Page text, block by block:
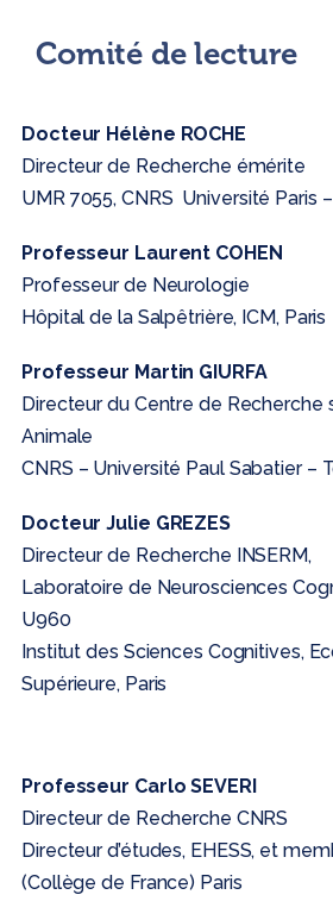
Comité de lecture
Docteur Hélène ROCHE
Directeur de Recherche émérite
UMR 7055, CNRS Université Paris
Professeur Laurent COHEN
Professeur de Neurologie
Hôpital de la Salpêtrière, ICM, Paris
Professeur Martin GIURFA
Directeur du Centre de Recherche
Animale
CNRS – Université Paul Sabatier –
Docteur Julie GREZES
Directeur de Recherche INSERM,
Laboratoire de Neurosciences
U960
Institut des Sciences Cognitives,
Supérieure, Paris
Professeur Carlo SEVERI
Directeur de Recherche CNRS
Directeur d’études, EHESS, et
(Collège de France) Paris